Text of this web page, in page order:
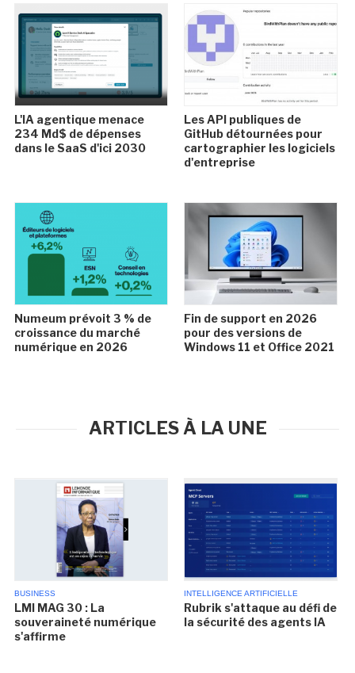
L'IA agentique menace
234 Md$ de dépenses
dans le SaaS d'ici 2030
Les API publiques de
GitHub détournées pour
cartographier les logiciels
d'entreprise
Numeum prévoit 3 % de
croissance du marché
numérique en 2026
Fin de support en 2026
pour des versions de
Windows 11 et Office 2021
ARTICLES À LA UNE
BUSINESS
LMI MAG 30 : La
souveraineté numérique
s'affirme
INTELLIGENCE ARTIFICIELLE
Rubrik s'attaque au défi de
la sécurité des agents IA